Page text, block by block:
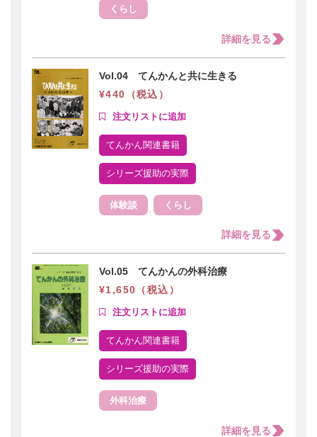
くらし
詳細を見る
Vol.04 てんかんと共に生きる
¥440（税込）
てんかん関連書籍
シリーズ援助の実際
体験談 くらし
詳細を見る
Vol.05 てんかんの外科治療
¥1,650（税込）
てんかん関連書籍
シリーズ援助の実際
外科治療
詳細を見る